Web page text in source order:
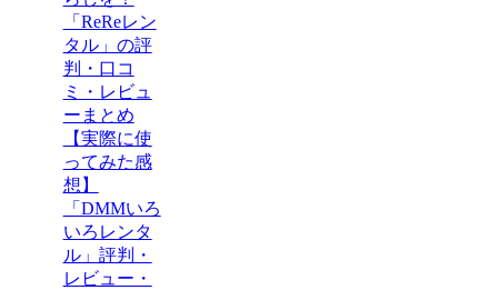
「ReReレン
タル」の評
判・口コ
ミ・レビュ
ーまとめ
【実際に使
ってみた感
想】
「DMMいろ
いろレンタ
ル」評判・
レビュー・